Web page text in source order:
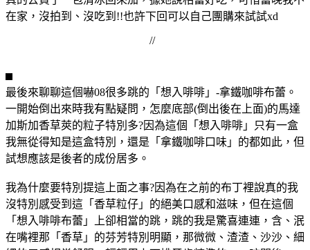
在家，沒拍到、沒吃到!!也許下回可以自己團購來試試xd
//
最後來聊聊這個嚇08很多跳的「想入啡啡」-拿鐵咖啡布蕾。
一開始倒出來時我有點疑問，怎麼底部(倒出後在上面)的馬達
加斯加香草莢的粒子特別多?因為這個「想入啡啡」只有一盒
我無從得知是這盒特別，還是「拿鐵咖啡口味」的都如此，但
試想應該是後者的成份居多。
我為什麼要特別提這上面之事?因為在之前的布丁裡說真的我
沒特別感受到這「香草粒仔」的絕美口感和滋味，但在這個
「想入啡啡布蕾」上卻相當的跳，跳的我是驚喜連連，含、泯
在嘴裡那「香草」的芬芳特別明顯，那微微、渣渣、沙沙、細